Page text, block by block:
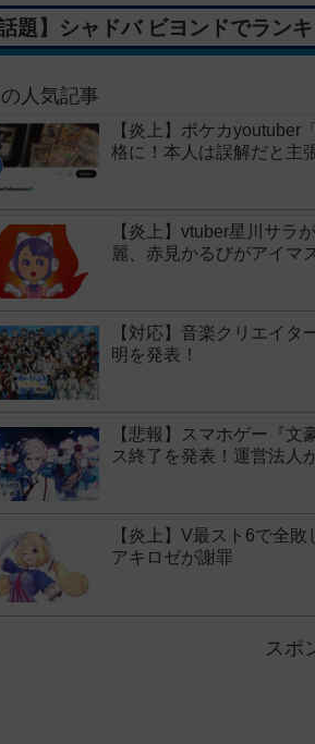
話題】シャドバ ビヨンドでラン
人気記事
【炎上】ポケカyoutuber
格に！本人は誤解だと主
【炎上】vtuber星川サラ
麗、赤見かるびがアイマ
【対応】音楽クリエイ
明を発表！
【悲報】スマホゲー『
ス終了を発表！運営法人
【炎上】V最スト6で全
アキロゼが謝罪
スポ